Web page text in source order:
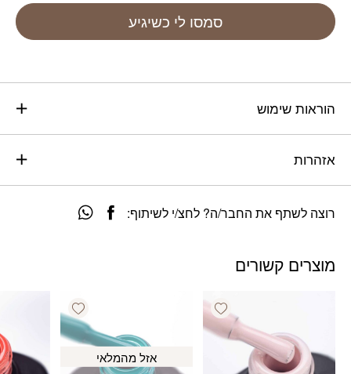
סמסו לי כשיגיע
הוראות שימוש
אזהרות
רוצה לשתף את החבר/ה? לחצ/י לשיתוף:
מוצרים קשורים
Add wishlist
Add wishlist
אזל מהמלאי